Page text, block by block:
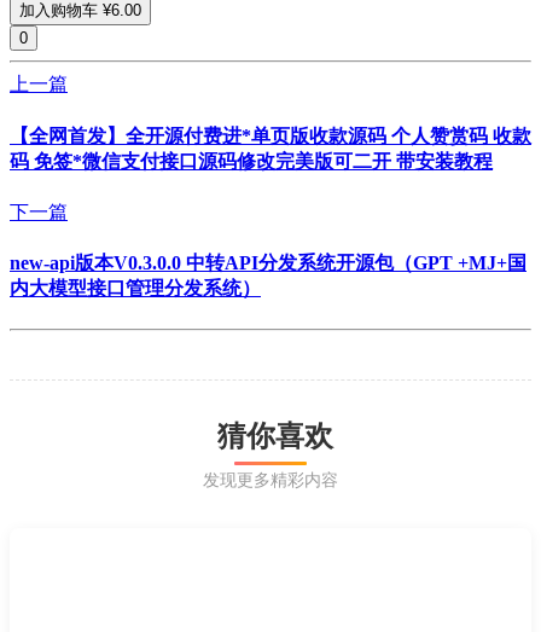
加入购物车 ¥6.00
0
上一篇
【全网首发】全开源付费进*单页版收款源码 个人赞赏码 收款
码 免签*微信支付接口源码修改完美版可二开 带安装教程
下一篇
new-api版本V0.3.0.0 中转API分发系统开源包（GPT +MJ+国
内大模型接口管理分发系统）
猜你喜欢
发现更多精彩内容